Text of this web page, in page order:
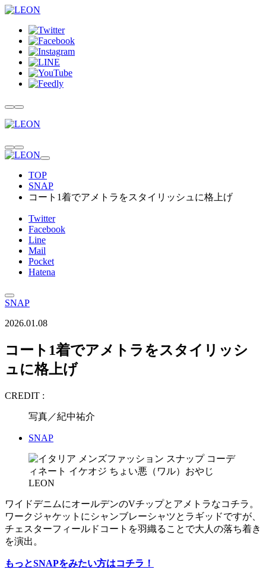
TOP
SNAP
コート1着でアメトラをスタイリッシュに格上げ
Twitter
Facebook
Line
Mail
Pocket
Hatena
SNAP
2026.01.08
コート1着でアメトラをスタイリッシ
ュに格上げ
CREDIT :
写真／紀中祐介
SNAP
ワイドデニムにオールデンのVチップとアメトラなコチラ。
ワークジャケットにシャンブレーシャツとラギッドですが、
チェスターフィールドコートを羽織ることで大人の落ち着き
を演出。
もっとSNAPをみたい方はコチラ！